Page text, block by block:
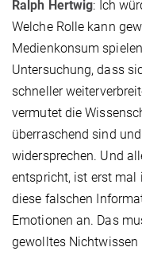
Ralph Hertwig: Ich
Welche Rolle kann
Medienkonsum
Untersuchung, dass
schneller
vermutet die
überraschend sind
widersprechen. Und
entspricht, ist erst mal
diese falschen
Emotionen an. Das
gewolltes Nichtwissen